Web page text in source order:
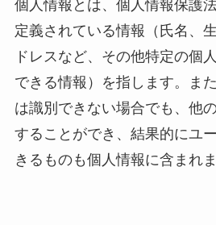
個人情報とは、個人情報保護
定義されている情報（氏名、
ドレスなど、その他特定の個
できる情報）を指します。ま
は識別できない場合でも、他
することができ、結果的にユ
きるものも個人情報に含まれま